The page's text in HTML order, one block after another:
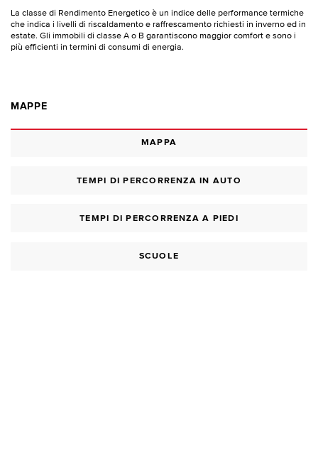
La classe di Rendimento Energetico è un indice delle performance termiche
che indica i livelli di riscaldamento e raffrescamento richiesti in inverno ed in
estate. Gli immobili di classe A o B garantiscono maggior comfort e sono i
più efficienti in termini di consumi di energia.
MAPPE
MAPPA
TEMPI DI PERCORRENZA IN AUTO
TEMPI DI PERCORRENZA A PIEDI
SCUOLE